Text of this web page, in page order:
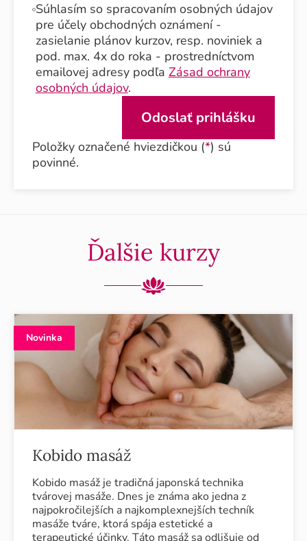
Súhlasím so spracovaním osobných údajov
pre účely obchodných oznámení -
zasielanie plánov kurzov, resp. noviniek a
pod. max. 4x do roka - prostredníctvom
emailovej adresy podľa Zásad ochrany
osobných údajov.
Položky označené hviezdičkou (*) sú
povinné.
Ďalšie kurzy
Novinka
Kobido masáž
Kobido masáž je tradičná japonská technika
tvárovej masáže. Dnes je známa ako jedna z
najpokročilejších a najkomplexnejších techník
masáže tváre, ktorá spája estetické a
terapeutické účinky. Táto masáž sa odlišuje od